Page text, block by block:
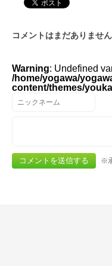
コメントはまだありません
Warning: Undefined
/home/yogawa/
content/themes/
※